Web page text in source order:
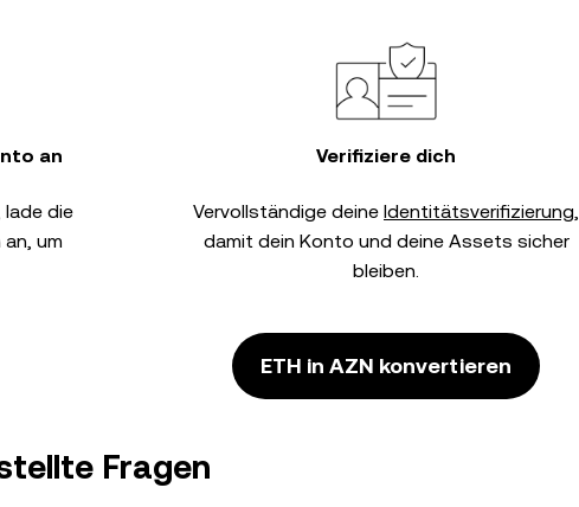
an
die
um
Verifiziere dich
Vervollständige deine Identitätsverifizierung,
damit dein Konto und deine Assets sicher
bleiben.
ETH in AZN konvertieren
Fragen